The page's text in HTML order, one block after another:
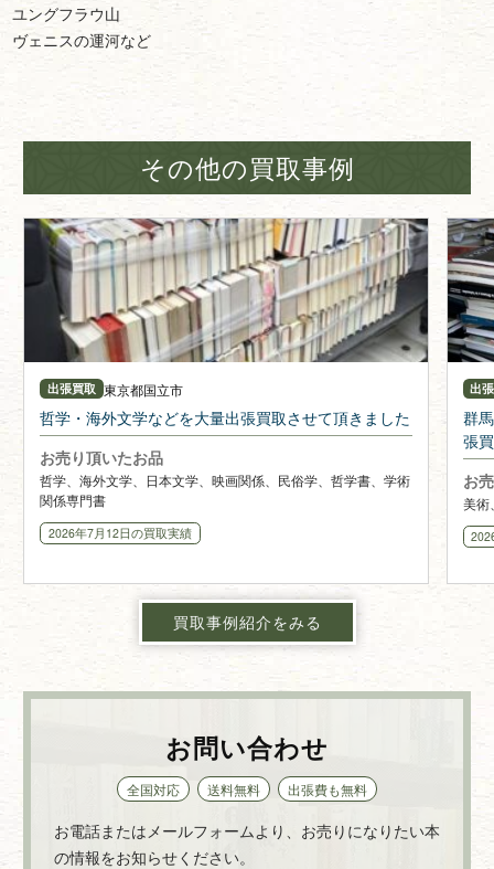
ユングフラウ山
ヴェニスの運河など
その他の買取事例
出張買取 東京都国立市
哲学・海外文学などを大量出張買取させて頂きました
お売り頂いたお品
哲学、海外文学、日本文学、映画関係、民俗学、哲学書、学術
関係専門書
2026年7月12日の買取実績
出
群
張
お
美術
買取事例紹介をみる
お問い合わせ
全国対応 送料無料 出張費も無料
お電話またはメールフォームより、お売りになりたい本
の情報をお知らせください。